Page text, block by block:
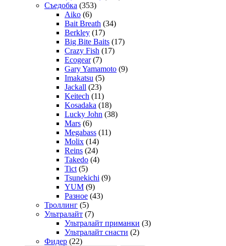
Съедобка (353)
Aiko (6)
Bait Breath (34)
Berkley (17)
Big Bite Baits (17)
Crazy Fish (17)
Ecogear(7)
Gary Yamamoto (9)
Imakatsu (5)
Jackall (23)
Keitech (11)
Kosadaka (18)
Lucky John (38)
Mars (6)
Megabass (11)
Molix (14)
Reins (24)
Takedo (4)
Tict (5)
Tsunekichi (9)
YUM (9)
Разное (43)
Троллинг (5)
Ультралайт (7)
Ультралайт приманки (3)
Ультралайт снасти (2)
Фидер (22)